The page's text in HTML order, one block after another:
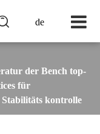
de
der Bench top-
für
kontrolle